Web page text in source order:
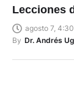
Lecciones
agosto 7,
By Dr. Andrés